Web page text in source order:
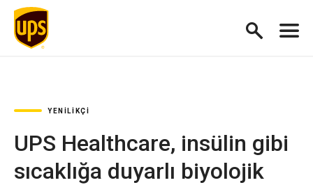
YENILIKÇI
UPS Healthcare, insülin gibi
sıcaklığa duyarlı biyolojik